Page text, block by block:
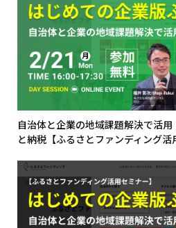
自治体と企業の地域課題解決で活
と納税【ふるさとファンディング